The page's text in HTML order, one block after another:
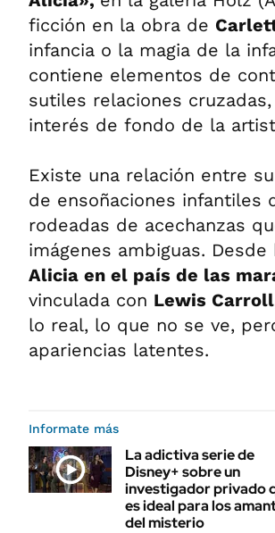
ficción en la obra de
infancia o la magia de la
contiene elementos de
sutiles relaciones
interés de fondo de la
Existe una relación entre
de ensoñaciones infantiles
rodeadas de acechanzas
imágenes ambiguas.
Alicia en el país de las
vinculada con Lewis Carroll
lo real, lo que no se ve,
apariencias latentes.
Informate más
La adictiva serie de
Disney+ sobre un
investigador privado
es ideal para los
del misterio